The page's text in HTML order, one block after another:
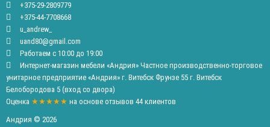
+375-29-2809779
+375-44-7708668
u_andrew_
uand80@gmail.com
Работаем с 10:00 до 19:00
Интернет-магазин мебели «Андрия» Частное производственно-торговое
унитарное предприятие «Андрия» г. Витебск Фрунзе 55 г. Витебск
Белобородова 5 (вход со двора)
Оценка ★★★★★ на основе отзывов 44 клиентов
Андрия © 2026